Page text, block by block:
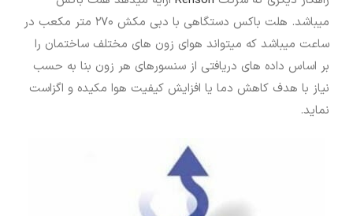
میباشد. هلت باکس دستگاهی با دبی مکش ۲۷۰ متر مکعب در
ساعت میباشد که میتواند هوای زون های مختلف ساختمان را
بر اساس داده های دریافتی از سنسورهای هر زون بنا به حسب
نیاز با هدف کاهش دما یا افزایش کیفیت هوا مکیده و اگزاست
نماید.